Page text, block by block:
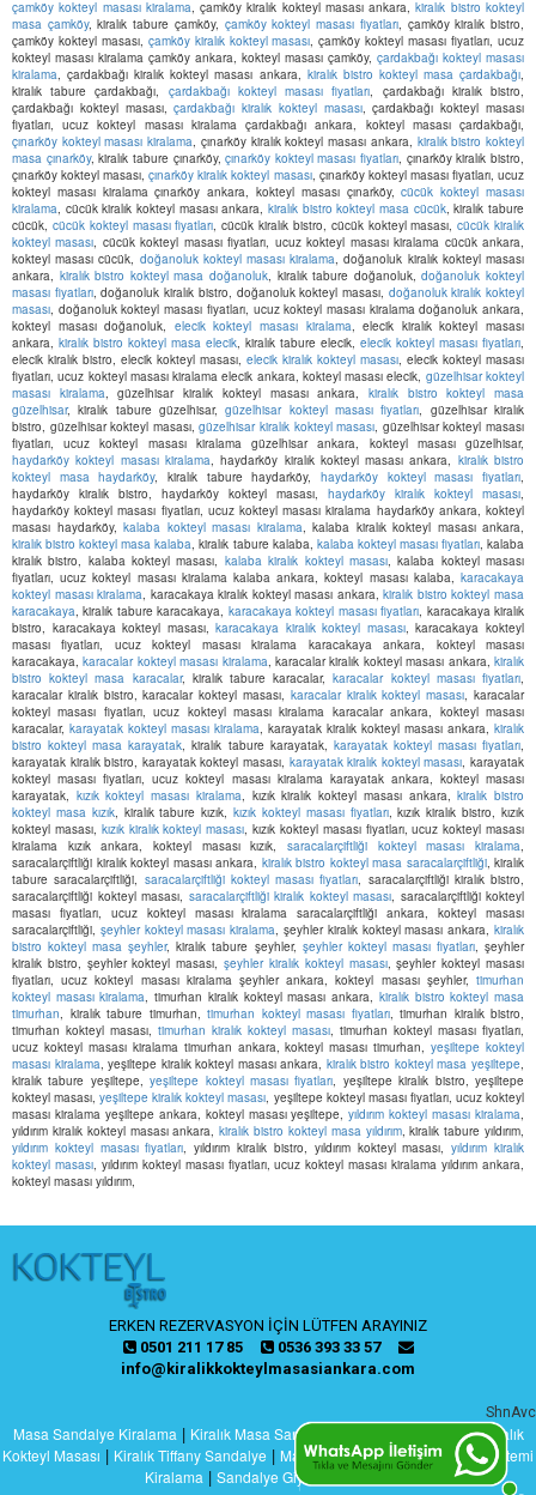
çamköy kokteyl masası kiralama, çamköy kiralık kokteyl masası ankara,kiralık bistro kokteyl
masa çamköy, kiralık tabure çamköy, çamköy kokteyl masası fiyatları, çamköy kiralık bistro,
çamköy kokteyl masası, çamköy kiralık kokteyl masası, çamköy kokteyl masası fiyatları, ucuz
kokteyl masası kiralama çamköy ankara, kokteyl masası çamköy, çardakbağı kokteyl masası
kiralama, çardakbağı kiralık kokteyl masası ankara, kiralık bistro kokteyl masa çardakbağı,
kiralık tabure çardakbağı, çardakbağı kokteyl masası fiyatları, çardakbağı kiralık bistro,
çardakbağı kokteyl masası,çardakbağı kiralık kokteyl masası, çardakbağı kokteyl masası
fiyatları, ucuz kokteyl masası kiralama çardakbağı ankara, kokteyl masası çardakbağı,
çınarköy kokteyl masası kiralama, çınarköy kiralık kokteyl masası ankara, kiralık bistro kokteyl
masa çınarköy, kiralık tabure çınarköy,çınarköy kokteyl masası fiyatları, çınarköy kiralık bistro,
çınarköy kokteyl masası,çınarköy kiralık kokteyl masası, çınarköy kokteyl masası fiyatları, ucuz
kokteyl masası kiralama çınarköy ankara, kokteyl masası çınarköy,cücük kokteyl masası
kiralama, cücük kiralık kokteyl masası ankara, kiralık bistro kokteyl masa cücük, kiralık tabure
cücük, cücük kokteyl masası fiyatları, cücük kiralık bistro, cücük kokteyl masası,cücük kiralık
kokteyl masası, cücük kokteyl masası fiyatları, ucuz kokteyl masası kiralama cücük ankara,
kokteyl masası cücük, doğanoluk kokteyl masası kiralama, doğanoluk kiralık kokteyl masası
ankara, kiralık bistro kokteyl masa doğanoluk, kiralık tabure doğanoluk,doğanoluk kokteyl
masası fiyatları, doğanoluk kiralık bistro, doğanoluk kokteyl masası, doğanoluk kiralık kokteyl
masası, doğanoluk kokteyl masası fiyatları, ucuz kokteyl masası kiralama doğanoluk ankara,
kokteyl masası doğanoluk, elecik kokteyl masası kiralama, elecik kiralık kokteyl masası
ankara, kiralık bistro kokteyl masa elecik, kiralık tabure elecik, elecik kokteyl masası fiyatları,
elecik kiralık bistro, elecik kokteyl masası, elecik kiralık kokteyl masası, elecik kokteyl masası
fiyatları, ucuz kokteyl masası kiralama elecik ankara, kokteyl masası elecik, güzelhisar kokteyl
masası kiralama, güzelhisar kiralık kokteyl masası ankara, kiralık bistro kokteyl masa
güzelhisar, kiralık tabure güzelhisar,güzelhisar kokteyl masası fiyatları, güzelhisar kiralık
bistro, güzelhisar kokteyl masası,güzelhisar kiralık kokteyl masası, güzelhisar kokteyl masası
fiyatları, ucuz kokteyl masası kiralama güzelhisar ankara, kokteyl masası güzelhisar,
haydarköy kokteyl masası kiralama, haydarköy kiralık kokteyl masası ankara, kiralık bistro
kokteyl masa haydarköy, kiralık tabure haydarköy,haydarköy kokteyl masası fiyatları,
haydarköy kiralık bistro, haydarköy kokteyl masası, haydarköy kiralık kokteyl masası,
haydarköy kokteyl masası fiyatları, ucuz kokteyl masası kiralama haydarköy ankara, kokteyl
masası haydarköy, kalaba kokteyl masası kiralama, kalaba kiralık kokteyl masası ankara,
kiralık bistro kokteyl masa kalaba, kiralık tabure kalaba, kalaba kokteyl masası fiyatları, kalaba
kiralık bistro, kalaba kokteyl masası, kalaba kiralık kokteyl masası, kalaba kokteyl masası
fiyatları, ucuz kokteyl masası kiralama kalaba ankara, kokteyl masası kalaba, karacakaya
kokteyl masası kiralama, karacakaya kiralık kokteyl masası ankara,kiralık bistro kokteyl masa
karacakaya, kiralık tabure karacakaya, karacakaya kokteyl masası fiyatları, karacakaya kiralık
bistro, karacakaya kokteyl masası,karacakaya kiralık kokteyl masası, karacakaya kokteyl
masası fiyatları, ucuz kokteyl masası kiralama karacakaya ankara, kokteyl masası
karacakaya,karacalar kokteyl masası kiralama, karacalar kiralık kokteyl masası ankara,kiralık
bistro kokteyl masa karacalar, kiralık tabure karacalar,karacalar kokteyl masası fiyatları,
karacalar kiralık bistro, karacalar kokteyl masası, karacalar kiralık kokteyl masası, karacalar
kokteyl masası fiyatları, ucuz kokteyl masası kiralama karacalar ankara, kokteyl masası
karacalar, karayatak kokteyl masası kiralama, karayatak kiralık kokteyl masası ankara, kiralık
bistro kokteyl masa karayatak, kiralık tabure karayatak, karayatak kokteyl masası fiyatları,
karayatak kiralık bistro, karayatak kokteyl masası, karayatak kiralık kokteyl masası, karayatak
kokteyl masası fiyatları, ucuz kokteyl masası kiralama karayatak ankara, kokteyl masası
karayatak, kızık kokteyl masası kiralama, kızık kiralık kokteyl masası ankara,kiralık bistro
kokteyl masa kızık, kiralık tabure kızık,kızık kokteyl masası fiyatları, kızık kiralık bistro, kızık
kokteyl masası, kızık kiralık kokteyl masası, kızık kokteyl masası fiyatları, ucuz kokteyl masası
kiralama kızık ankara, kokteyl masası kızık, saracalarçiftliği kokteyl masası kiralama,
saracalarçiftliği kiralık kokteyl masası ankara, kiralık bistro kokteyl masa saracalarçiftliği, kiralık
tabure saracalarçiftliği, saracalarçiftliği kokteyl masası fiyatları, saracalarçiftliği kiralık bistro,
saracalarçiftliği kokteyl masası, saracalarçiftliği kiralık kokteyl masası, saracalarçiftliği kokteyl
masası fiyatları, ucuz kokteyl masası kiralama saracalarçiftliği ankara, kokteyl masası
saracalarçiftliği, şeyhler kokteyl masası kiralama, şeyhler kiralık kokteyl masası ankara,kiralık
bistro kokteyl masa şeyhler, kiralık tabure şeyhler, şeyhler kokteyl masası fiyatları, şeyhler
kiralık bistro, şeyhler kokteyl masası,şeyhler kiralık kokteyl masası, şeyhler kokteyl masası
fiyatları, ucuz kokteyl masası kiralama şeyhler ankara, kokteyl masası şeyhler, timurhan
kokteyl masası kiralama, timurhan kiralık kokteyl masası ankara, kiralık bistro kokteyl masa
timurhan, kiralık tabure timurhan, timurhan kokteyl masası fiyatları, timurhan kiralık bistro,
timurhan kokteyl masası, timurhan kiralık kokteyl masası, timurhan kokteyl masası fiyatları,
ucuz kokteyl masası kiralama timurhan ankara, kokteyl masası timurhan,yeşiltepe kokteyl
masası kiralama, yeşiltepe kiralık kokteyl masası ankara, kiralık bistro kokteyl masa yeşiltepe,
kiralık tabure yeşiltepe,yeşiltepe kokteyl masası fiyatları, yeşiltepe kiralık bistro, yeşiltepe
kokteyl masası,yeşiltepe kiralık kokteyl masası, yeşiltepe kokteyl masası fiyatları, ucuz kokteyl
masası kiralama yeşiltepe ankara, kokteyl masası yeşiltepe,yıldırım kokteyl masası kiralama,
yıldırım kiralık kokteyl masası ankara,kiralık bistro kokteyl masa yıldırım, kiralık tabure yıldırım,
yıldırım kokteyl masası fiyatları, yıldırım kiralık bistro, yıldırım kokteyl masası,yıldırım kiralık
kokteyl masası, yıldırım kokteyl masası fiyatları, ucuz kokteyl masası kiralama yıldırım ankara,
kokteyl masası yıldırım,
ERKEN REZERVASYON İÇİN LÜTFEN ARAYINIZ
0501 211 17 85
0536 393 33 57
info@kiralikkokteylmasasiankara.com
ShnAvc
Masa Sandalye Kiralama| Kiralık Masa Sandalye Kiralık Bistro Masa|Kiralık
Kokteyl Masası | Kiralık Tiffany Sandalye | Masa Sandalye Giydirme |Ses Sistemi
Kiralama | Sandalye Giydirme Ankara